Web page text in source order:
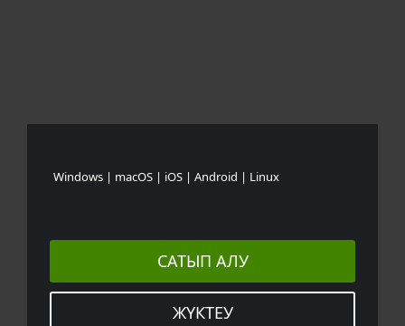
Windows | macOS | iOS | Android | Linux
САТЫП АЛУ
ЖҮКТЕУ